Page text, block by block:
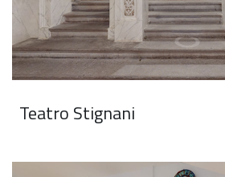
Teatro Stignani